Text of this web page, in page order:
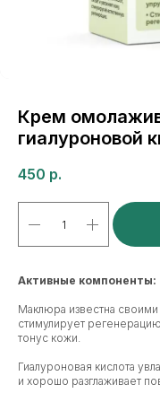
Крем
гиалуроновой
450 р.
Активные компоненты:
Маклюра известна
стимулирует
тонус кожи.
Гиалуроновая кислота
и хорошо разглаживает